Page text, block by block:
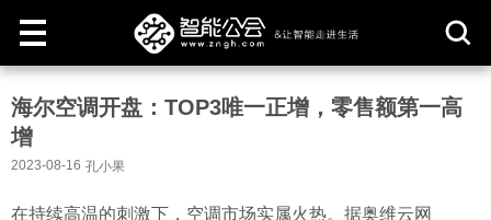
海尔空调开盘：TOP3唯一正增，零售额第一高
增
2023-08-16 孔小果
在持续高温的刺激下，空调市场实属火热。据奥维云网